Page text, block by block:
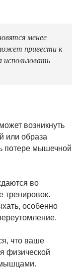
менее
привести к
возникнуть
или образа
потере мышечной
во
тренировок.
особенно
что ваше
физической